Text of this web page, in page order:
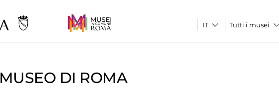
Tutti i musei
MUSEO DI ROMA